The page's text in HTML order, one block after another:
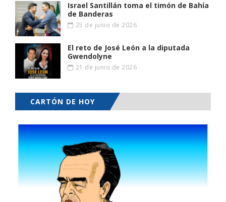
Israel Santillán toma el timón de Bahía
de Banderas
25 de junio de 2026
El reto de José León a la diputada
Gwendolyne
21 de junio de 2026
CARTÓN DE HOY